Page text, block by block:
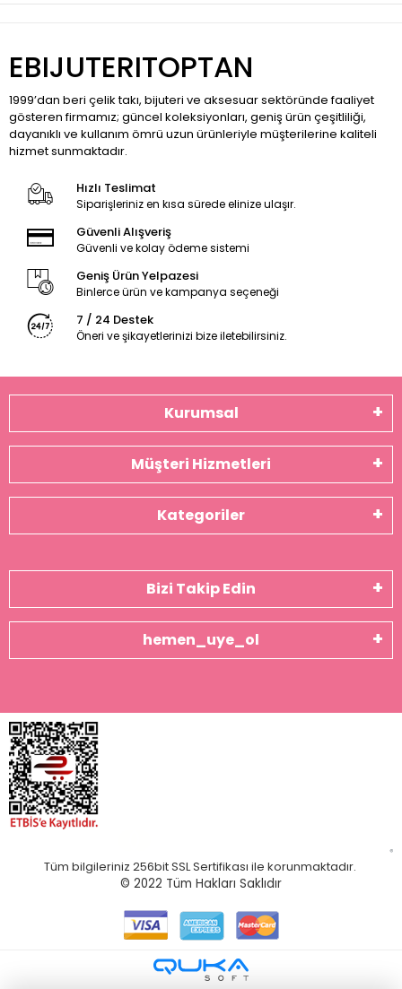
EBIJUTERITOPTAN
1999’dan beri çelik takı, bijuteri ve aksesuar sektöründe faaliyet
gösteren firmamız; güncel koleksiyonları, geniş ürün çeşitliliği,
dayanıklı ve kullanım ömrü uzun ürünleriyle müşterilerine kaliteli
hizmet sunmaktadır.
Hızlı Teslimat
Siparişleriniz en kısa sürede elinize ulaşır.
Güvenli Alışveriş
Güvenli ve kolay ödeme sistemi
Geniş Ürün Yelpazesi
Binlerce ürün ve kampanya seçeneği
7 / 24 Destek
Öneri ve şikayetlerinizi bize iletebilirsiniz.
Kurumsal
Müşteri Hizmetleri
Kategoriler
Bizi Takip Edin
hemen_uye_ol
Tüm bilgileriniz 256bit SSL Sertifikası ile korunmaktadır.
© 2022 Tüm Hakları Saklıdır